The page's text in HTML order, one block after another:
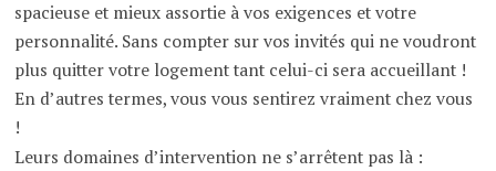
spacieuse et mieux assortie à vos exigences et votre
personnalité. Sans compter sur vos invités qui ne voudront
plus quitter votre logement tant celui-ci sera accueillant !
En d’autres termes, vous vous sentirez vraiment chez vous
!
Leurs domaines d’intervention ne s’arrêtent pas là :